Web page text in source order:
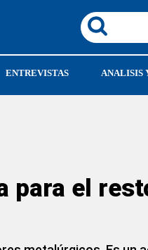
ENTREVISTAS ANALISIS
para el